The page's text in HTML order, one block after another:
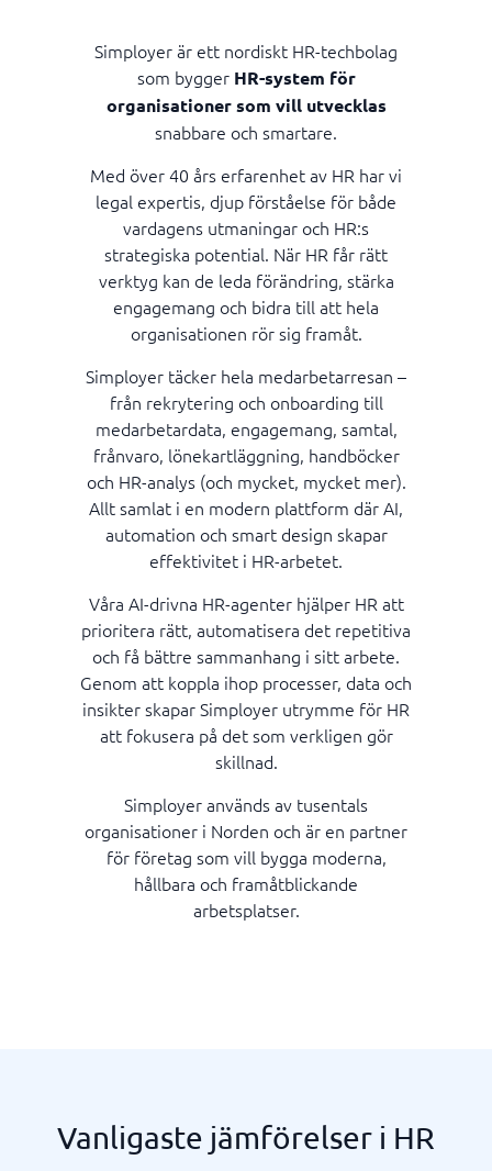
Ärendehantering
Simployer är ett nordiskt HR-techbolag
som bygger HR-system för
organisationer som vill utvecklas
snabbare och smartare.
Med över 40 års erfarenhet av HR har vi
legal expertis, djup förståelse för både
vardagens utmaningar och HR:s
strategiska potential. När HR får rätt
verktyg kan de leda förändring, stärka
engagemang och bidra till att hela
organisationen rör sig framåt.
Simployer täcker hela medarbetarresan –
från rekrytering och onboarding till
medarbetardata, engagemang, samtal,
frånvaro, lönekartläggning, handböcker
och HR-analys (och mycket, mycket mer).
Allt samlat i en modern plattform där AI,
automation och smart design skapar
effektivitet i HR-arbetet.
Våra AI-drivna HR-agenter hjälper HR att
prioritera rätt, automatisera det repetitiva
och få bättre sammanhang i sitt arbete.
Genom att koppla ihop processer, data och
insikter skapar Simployer utrymme för HR
att fokusera på det som verkligen gör
skillnad.
Simployer används av tusentals
organisationer i Norden och är en partner
för företag som vill bygga moderna,
hållbara och framåtblickande
arbetsplatser.
Vanligaste jämförelser i HR